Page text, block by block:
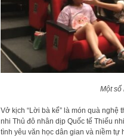
Một số
Vở kịch “Lời bà kể” là món quà nghệ
nhi Thủ đô nhân dịp Quốc tế Thiếu
tình yêu văn học dân gian và niềm tự